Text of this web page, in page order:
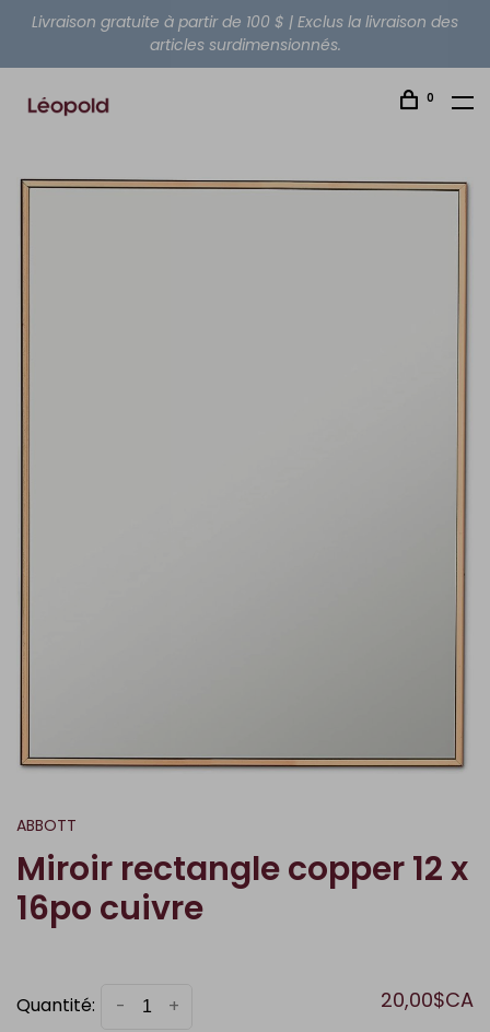
Livraison gratuite à partir de 100 $ | Exclus la livraison des
articles surdimensionnés.
0
ABBOTT
Miroir rectangle copper 12 x
16po cuivre
Quantité: +
- 20,00$CA